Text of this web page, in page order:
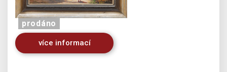
prodáno
více informací